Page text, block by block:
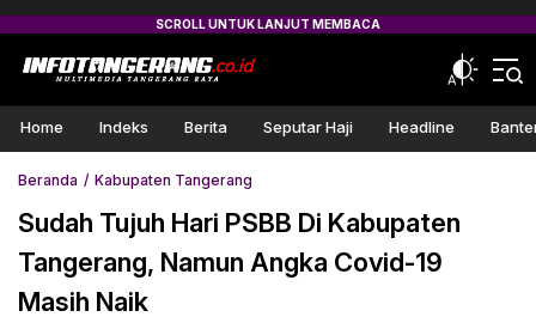
Home Indeks Berita Seputar Haji Headline
Beranda Kabupaten Tangerang
Sudah Tujuh Hari PSBB Di Kabupaten
Tangerang, Namun Angka Covid-19
Masih Naik